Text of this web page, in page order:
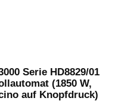
Serie HD8829/01
(1850 W,
auf Knopfdruck)